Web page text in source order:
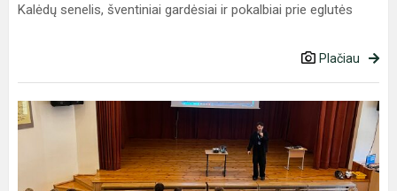
Kalėdų senelis, šventiniai gardėsiai ir pokalbiai prie eglutės
Plačiau
Robotikos
akademijos